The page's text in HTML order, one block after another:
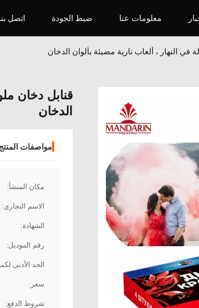
معلومات عنا ضبط الجودة اتصل
في النهار ، ألعاب نارية مضيئة بألوان الدخان
قنابل دخان
الدخان
مواصفات
مكان المنشأ:
الاسم التجاري:
الشهادة:
رقم الموديل:
الحد الأدنى
سعر:
شروط الدفع: